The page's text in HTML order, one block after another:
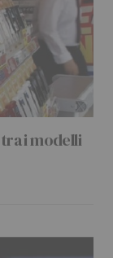
i modelli